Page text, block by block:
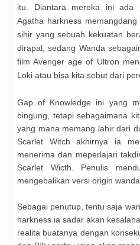
itu. Diantara mereka ini ada
Agatha harkness
sihir yang sebuah kekuatan
dirapal, sedang Wanda
film Avenger age of Ultron
Loki atau bisa kita sebut dari
Gap of Knowledge ini yang
bingung, tetapi sebagaimana
yang mana memang lahir dari
Scarlet Witch akhirnya ia
menerima dan meperlajari
Scarlet Wicth. Penulis
mengebalikan versi origin wanda.
Sebagai penutup, tentu saja
harkness ia sadar akan
realita buatanya dengan